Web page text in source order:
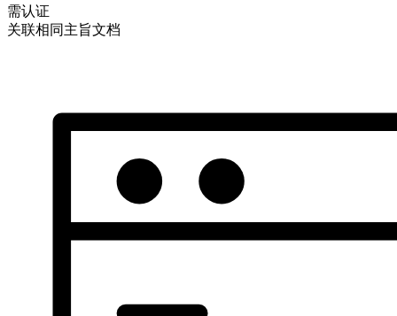
需认证
关联相同主旨文档